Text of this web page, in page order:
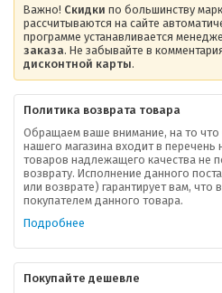
Важно! Скидки по большинству
рассчитываются на сайте
программе устанавливается
заказа. Не забывайте в
дисконтной карты.
Политика возврата товара
Обращаем ваше внимание, на то
нашего магазина входит в
товаров надлежащего качества не
возврату. Исполнение данного
или возврате) гарантирует вам, что
покупателем данного товара.
Подробнее
Покупайте дешевле
О компании
Ваша скидка
Контактная информация